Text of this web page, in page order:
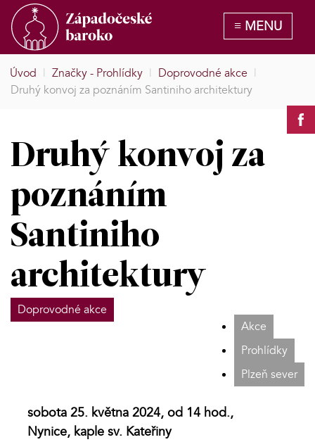
Úvod | Značky - Prohlídky | Doprovodné akce |
Druhý konvoj za poznáním Santiniho architektury
Druhý konvoj za
poznáním
Santiniho
architektury
Doprovodné akce
Akce
Prohlídky
Plzeň sever
sobota 25. května 2024, od 14 hod.,
Nynice, kaple sv. Kateřiny